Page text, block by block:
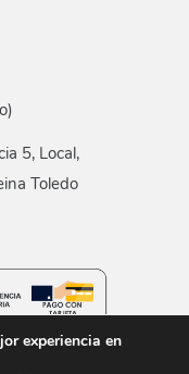
5, Local,
Toledo
experiencia en